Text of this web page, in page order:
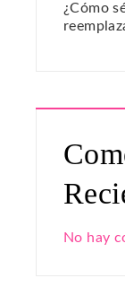
¿Cómo
No hay